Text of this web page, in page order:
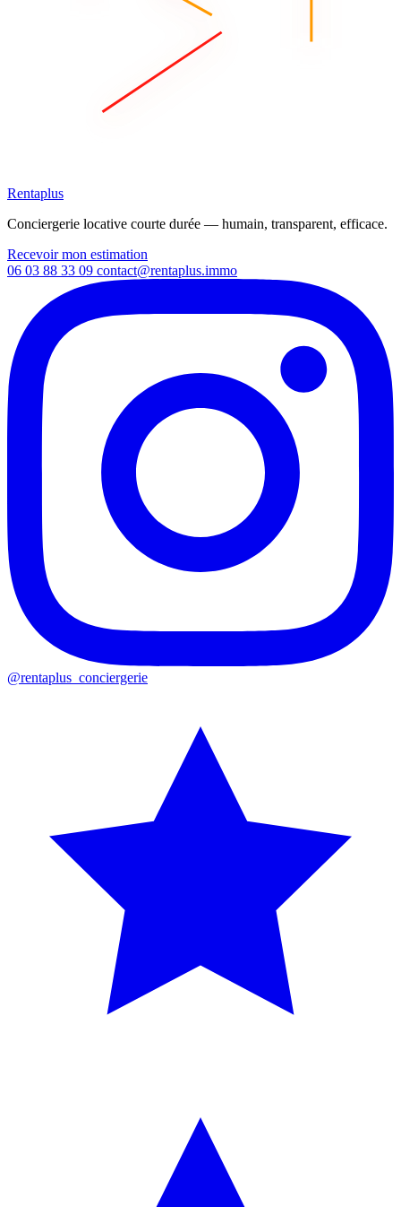
Rentaplus
Conciergerie locative courte durée — humain, transparent, efficace.
Recevoir mon estimation
06 03 88 33 09 contact@rentaplus.immo
@rentaplus_conciergerie